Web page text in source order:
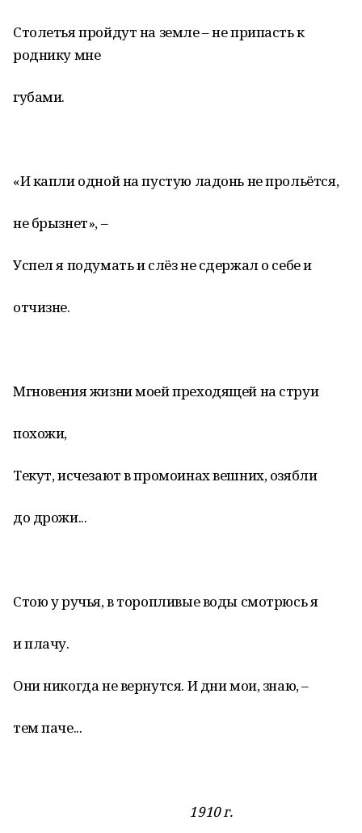
Столетья пройдут на земле – не припасть к
роднику мне
губами.
«И капли одной на пустую ладонь не прольётся,
не брызнет», –
Успел я подумать и слёз не сдержал о себе и
отчизне.
Мгновения жизни моей преходящей на струи
похожи,
Текут, исчезают в промоинах вешних, озябли
до дрожи...
Стою у ручья, в торопливые воды смотрюсь я
и плачу.
Они никогда не вернутся. И дни мои, знаю, –
тем паче...
1910 г.